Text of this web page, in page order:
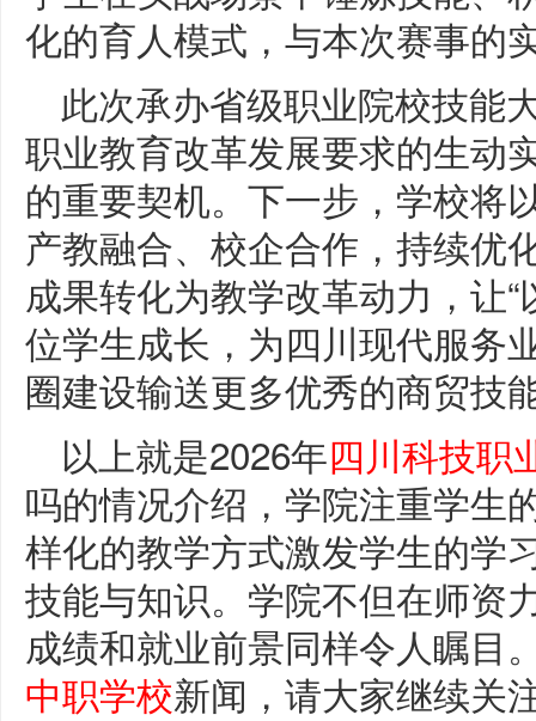
化的育人模式，与本次赛事的
此次承办省级职业院校技能
职业教育改革发展要求的生动
的重要契机。下一步，学校将
产教融合、校企合作，持续优
成果转化为教学改革动力，让
位学生成长，为四川现代服务
圈建设输送更多优秀的商贸技
以上就是2026年四川科技职
吗的情况介绍，学院注重学生
样化的教学方式激发学生的学
技能与知识。学院不但在师资
成绩和就业前景同样令人瞩目
中职学校新闻，请大家继续关